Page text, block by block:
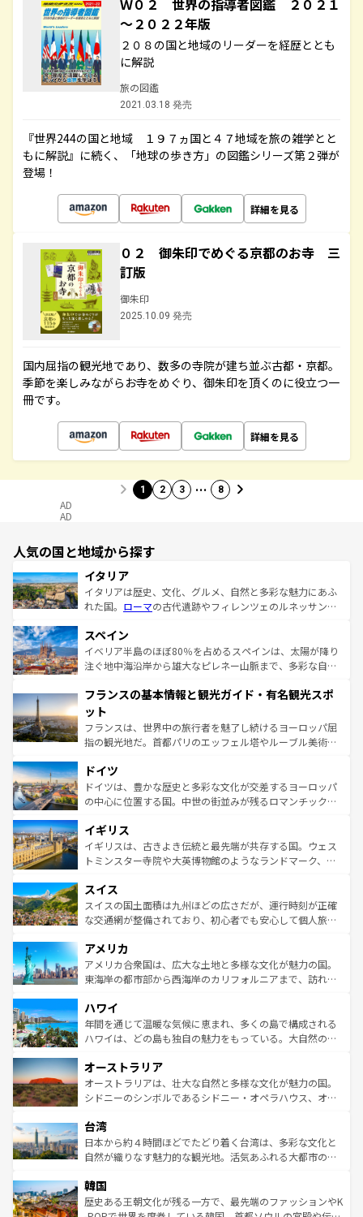
Ｗ０２ 世界の指導者図鑑 ２０２１
～２０２２年版
２０８の国と地域のリーダーを経歴ととも
に解説
旅の図鑑
2021.03.18 発売
『世界244の国と地域 １９７ヵ国と４７地域を旅の雑学とと
もに解説』に続く、「地球の歩き方」の図鑑シリーズ第２弾が
登場！
詳細を見る
０２ 御朱印でめぐる京都のお寺 三
訂版
御朱印
2025.10.09 発売
国内屈指の観光地であり、数多の寺院が建ち並ぶ古都・京都。
季節を楽しみながらお寺をめぐり、御朱印を頂くのに役立つ一
冊です。
詳細を見る
1 2 3 … 8
AD
AD
人気の国と地域から探す
イタリア
イタリアは歴史、文化、グルメ、自然と多彩な魅力にあふ
れた国。 ローマの古代遺跡やフィレンツェのルネッサンス
ろん、トスカーナの美しい田園風景やアマルフィ海岸の絶
景など、自然景観も見逃せない。観光の合間には、本場の
ピザやパスタなど、絶品のイタリア料理を堪能することも
ませてくれるイタリアで、忘れられない旅をしてみよう！
なお、新着のイタリア情報は
しい。
スペイン
イベリア半島のほぼ80％を占めるスペインは、太陽が降り
注ぐ地中海沿岸から雄大なピレネー山脈まで、多彩な自然
文化が根付くこの国では、情熱的なフラメンコ、熱気あふ
れる闘牛、そして美味しいタパスが生活の一部となってい
る。首都マドリードの洗練された雰囲気や、バルセロナの
アートに溢れた街角から、地方では古代ローマ遺跡や中世
せる。地方によって風土や気候が異なるスペインはその個
性で訪れる人を魅了する。 なお、新着のスペイン情報は コ
ンテンツ一覧を参照してほしい。
フランスの基本情報と観光ガイド・有名観光スポ
ット
フランスは、世界中の旅行者を魅了し続けるヨーロッパ屈
指の観光地だ。首都パリのエッフェル塔やルーブル美術館
で、幅広い魅力が詰まっている。華麗な宮殿、歴史的な大
聖堂、美しいビーチ、そして豊かな自然が、訪れる者を心
から魅了する。また、フランスは美食の国としても知ら
いる。シャンパンの発祥地であるランス、プロヴァンスの
香り高いラベンダー畑など、多彩な楽しみ方が可能だ。さ
らに、パリ以外の地域にも魅力が溢れており、どの街角に
れる地方に足を運ぶとそれぞれで全く異なる文化を体験で
きるだろう。 なお、新着のフランス情報はコンテンツ一覧
を参照してほしい。
ドイツ
ドイツは、豊かな歴史と多彩な文化が交差するヨーロッパ
の中心に位置する国。中世の街並みが残るロマンチック街
顔を持つこの国は、どこを歩いても飽きることがない。ベ
ルリンの文化的活気、バイエルン州のアルプスの絶景、そ
してライン川沿いのワイン畑といった風景は必見。ビール
は、お酒好きな人にはぜひ体験してほしい。 なお、新着の
ドイツ情報はコンテンツ一覧を参照してほしい。
イギリス
イギリスは、古きよき伝統と最先端が共存する国。ウェス
トミンスター寺院や大英博物館のようなランドマーク、歴
リアごとに異なる魅力がある。また、優雅なアフタヌーン
ティー、ビール好きにはたまらない英国パブ、サッカー観
戦など、本場だからこそできる体験も豊富。イギリスを旅
ンツ一覧を参照してほしい。
スイス
スイスの国土面積は九州ほどの広さだが、運行時刻が正確
な交通網が整備されており、初心者でも安心して個人旅行
の建物がそのまま残る町や、スイスならではのユニークな
博物館もあり、アルプス観光だけでなく町歩きも満喫する
ことができる。国民の所得が高いため物価も高いが、旅行
ば市内交通費無料で観光を楽しむこともできる。 なお、新
着のスイス情報はコンテンツ一覧 を参照してほしい。
アメリカ
アメリカ合衆国は、広大な土地と多様な文化が魅力の国。
東海岸の都市部から西海岸のカリフォルニアまで、訪れる
のような巨大都市は、観光、ショッピング、エンターテイ
ンメントが詰まった刺激的なスポットだ。一方、アメリカ
西部には大自然が広がり、グランドキャニオンやイエロー
部のニューオーリンズでは、音楽と美食が融合した独特の
文化が魅力。旅行者はアメリカの各地域で異なる魅力を楽
しみながら、その多様性と豊かな歴史を感じることができ
ならではの贅沢な旅のスタイルだ。 なお、新着のアメリカ
情報はコンテンツ一覧を参照してほしい。
ハワイ
年間を通じて温暖な気候に恵まれ、多くの島で構成される
ハワイは、どの島も独自の魅力をもっている。大自然の神
ワイ島は見逃せない。また、定番の観光地といえばオアフ
島だが、静かな自然を求めるならマウイ島やカウアイ島が
おすすめ。エメラルドグリーンに輝く海をはじめ、豊かな
れるおもてなしの心で訪れる人々を迎えてくれるハワイの
人々、おいしいローカルフードやハワイアンミュージッ
ク、伝統的なフラダンスなど、すべてがハワイの魅力を彩
ワイを、存分に味わってほしい。 なお、新着のハワイ情報
はコンテンツ一覧を参照してほしい。
オーストラリア
オーストラリアは、壮大な自然と多様な文化が魅力の国。
シドニーのシンボルであるシドニー・オペラハウス、オー
リアリーフや大陸中央部にそびえるウルル（エアーズロッ
ク）、タスマニアの美しい原生林やケアンズの熱帯雨林な
ど、見どころがたくさん。また、カフェやワイン、オージ
いる。アクティビティも充実しており、サーフィンやダイ
ビング、ハイキングなど、アウトドア好きにはたまらな
い。オーストラリアの多彩な魅力を存分に味わいつくそ
台湾
日本から約４時間ほどでたどり着く台湾は、多彩な文化と
自然が織りなす魅力的な観光地。活気あふれる大都市の台
ン）、静ひつな山岳地帯である台湾東部など、都市の喧騒
と山間の静けさが共存しており、訪れる人に新しい発見と
韓国
歴史ある王朝文化が残る一方で、最先端のファッションやK